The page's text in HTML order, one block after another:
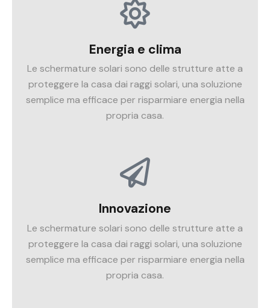
Energia e clima
Le schermature solari sono delle strutture atte a
proteggere la casa dai raggi solari, una soluzione
semplice ma efficace per risparmiare energia nella
propria casa.
Innovazione
Le schermature solari sono delle strutture atte a
proteggere la casa dai raggi solari, una soluzione
semplice ma efficace per risparmiare energia nella
propria casa.